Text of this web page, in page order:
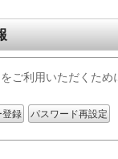
ご利用いただくた
録 パスワード再設定